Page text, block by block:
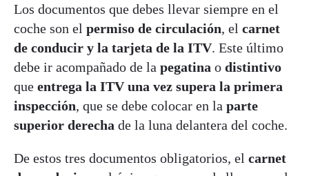
Los documentos que debes llevar siempre en el
coche son el permiso de circulación, el carnet
de conducir y la tarjeta de la ITV. Este último
debe ir acompañado de la pegatina o distintivo
que entrega la ITV una vez supera la primera
inspección, que se debe colocar en la parte
superior derecha de la luna delantera del coche.
De estos tres documentos obligatorios, el carnet